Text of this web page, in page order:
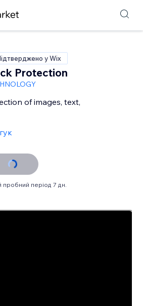
у Wix
Protection
of images, text,
пробний період 7 дн.